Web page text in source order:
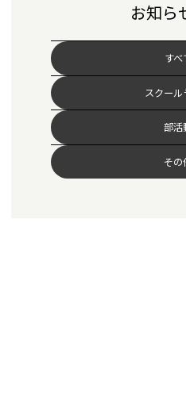
お知ら
すべ
スクール
部活
その